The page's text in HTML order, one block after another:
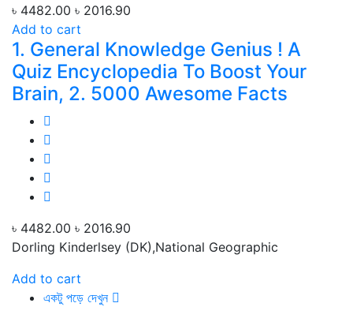
৳ 4482.00 ৳ 2016.90
Add to cart
1. General Knowledge Genius ! A
Quiz Encyclopedia To Boost Your
Brain, 2. 5000 Awesome Facts
৳ 4482.00 ৳ 2016.90
Dorling Kinderlsey (DK),National Geographic
Add to cart
একটু পড়ে দেখুন